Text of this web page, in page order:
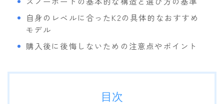
NOVEMBER
OGASAKA
ROSSIGNOL
自身のレベルに合ったK2の具体的なおすすめ
モデル
購入後に後悔しないための注意点やポイント
目次